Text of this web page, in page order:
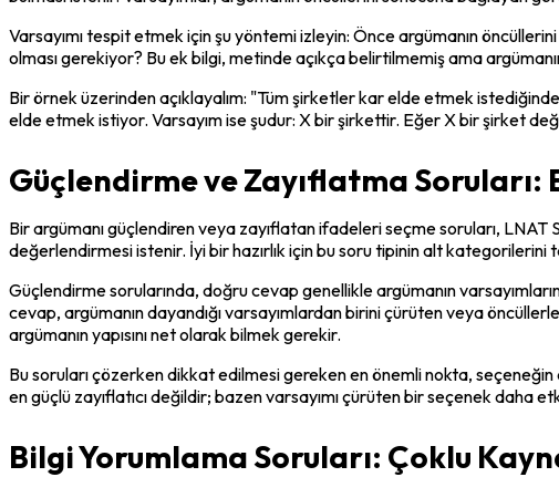
Varsayımı tespit etmek için şu yöntemi izleyin: Önce argümanın
olması gerekiyor? Bu ek bilgi, metinde açıkça belirtilmemiş ama
Bir örnek üzerinden açıklayalım: "Tüm şirketler kar elde etmek
elde etmek istiyor. Varsayım ise şudur: X bir şirkettir. Eğer X bir şirket
Güçlendirme ve Zayıflatma
Bir argümanı güçlendiren veya zayıflatan ifadeleri seçme soruları, LNAT
değerlendirmesi istenir. İyi bir hazırlık için bu soru tipinin alt kategorilerini
Güçlendirme sorularında, doğru cevap genellikle argümanın
cevap, argümanın dayandığı varsayımlardan birini çürüten veya
argümanın yapısını net olarak bilmek gerekir.
Bu soruları çözerken dikkat edilmesi gereken en önemli nokta,
en güçlü zayıflatıcı değildir; bazen varsayımı çürüten bir seçenek daha
Bilgi Yorumlama Soruları: Çoklu